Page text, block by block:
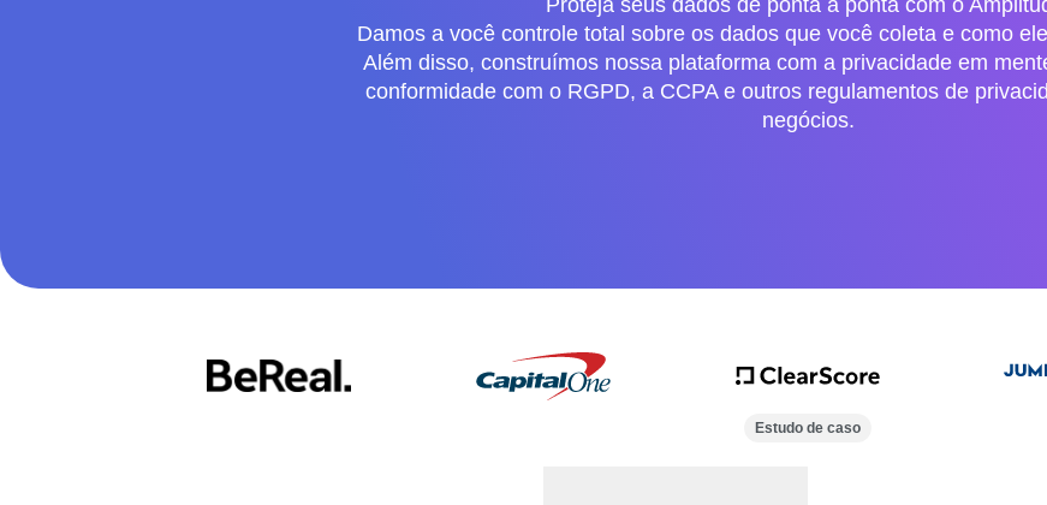
Damos a você controle total sobre os dados que você coleta e como
Além disso, construímos nossa plataforma com a privacidade em
conformidade com o RGPD, a CCPA e outros regulamentos de
negócios.
Estudo de caso